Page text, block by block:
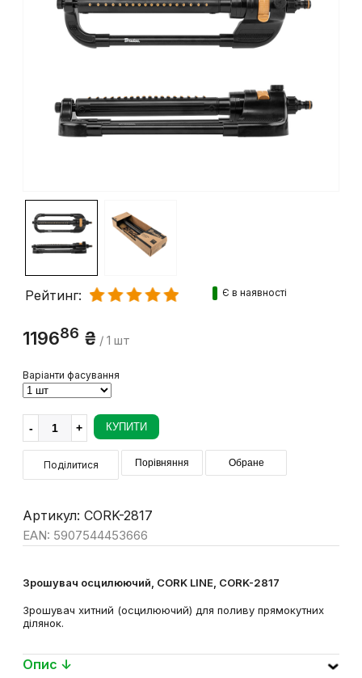
Рейтинг: Є в наявності
119686 ₴ / 1 шт
Варіанти фасування
КУПИТИ
Поділитися Порівняння Обране
Артикул: CORK-2817
EAN: 5907544453666
Зрошувач осцилюючий, CORK LINE, CORK-2817
Зрошувач хитний (осцилюючий) для поливу прямокутних
ділянок.
Опис ↓